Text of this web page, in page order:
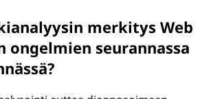
merkitys Web
ongelmien seurannassa